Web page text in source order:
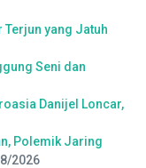
Terjun yang Jatuh
Seni dan
Danijel Loncar,
Polemik Jaring
2026